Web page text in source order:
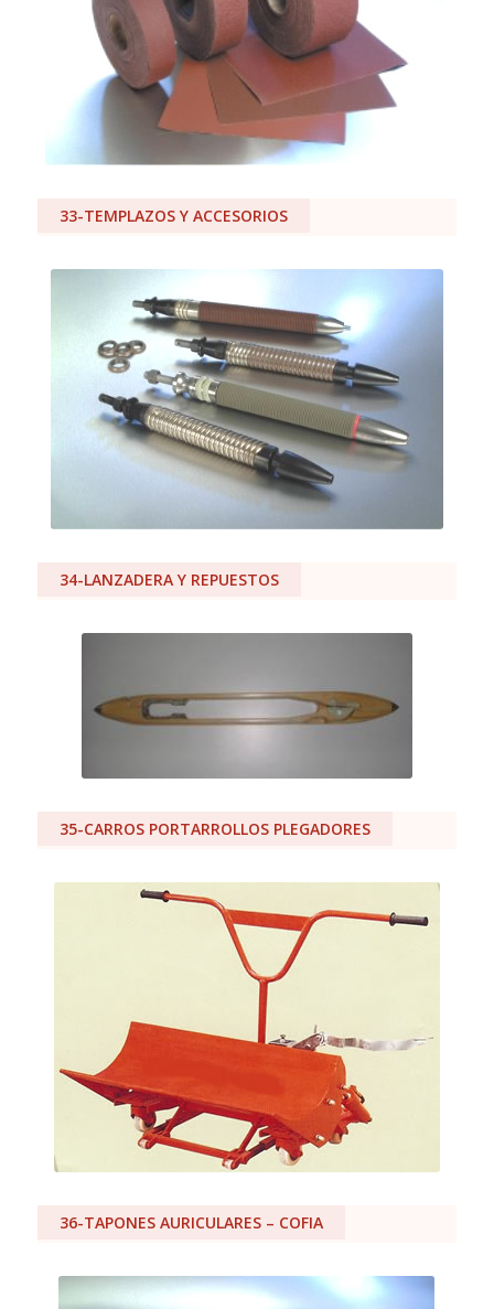
33-TEMPLAZOS Y ACCESORIOS
34-LANZADERA Y REPUESTOS
35-CARROS PORTARROLLOS PLEGADORES
36-TAPONES AURICULARES – COFIA